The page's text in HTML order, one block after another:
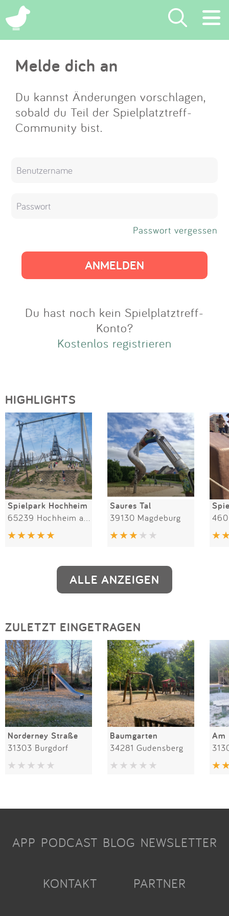
×
Suchen
Eintragen
App
Impressum
Anmelden
Melde dich an
Du kannst Änderungen vorschlagen,
sobald du Teil der Spielplatztreff-
Community bist.
Passwort vergessen
Du hast noch kein Spielplatztreff-
Konto?
Kostenlos registrieren
HIGHLIGHTS
Spielpark Hochheim Saures Tal
39130 Magdeburg
ALLE ANZEIGEN
ZULETZT EINGETRAGEN
Norderney Straße
31303 Burgdorf
Baumgarten
34281 Gudensberg
Am
APP PODCAST BLOG NEWSLETTER
KONTAKT PARTNER